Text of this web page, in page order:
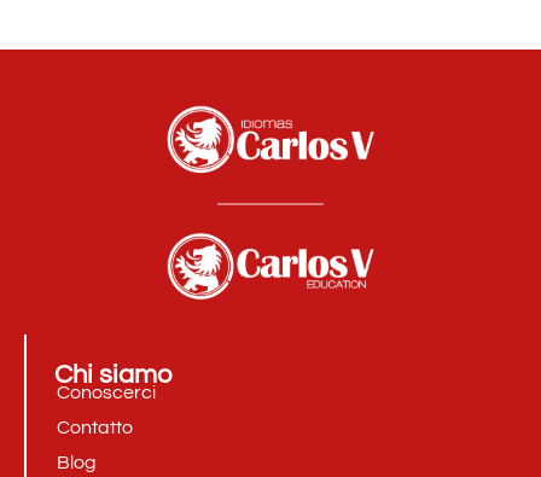
Chi siamo
Conoscerci
Contatto
Blog